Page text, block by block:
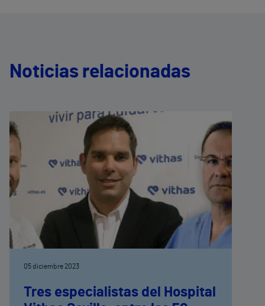
Noticias relacionadas
05 diciembre 2023
Tres especialistas del Hospital